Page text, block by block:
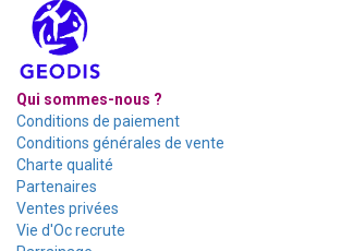
Qui sommes-nous ?
Conditions de paiement
Conditions générales de vente
Charte qualité
Partenaires
Ventes privées
Vie d'Oc recrute